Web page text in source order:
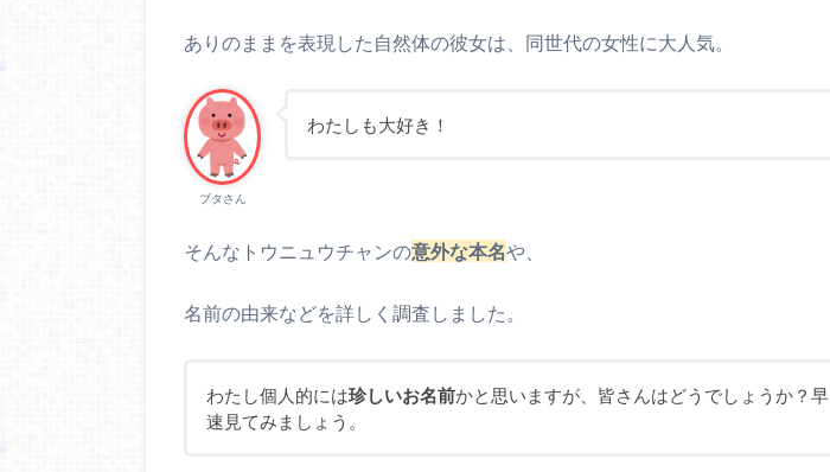
ありのままを表現した自然体の彼女は、同世代の女性に大人気。
ブタさん
わたしも大好き！
そんなトウニュウチャンの意外な本名や、
名前の由来などを詳しく調査しました。
わたし個人的には珍しいお名前かと思いますが、皆さんはどうでしょうか？早
速見てみましょう。